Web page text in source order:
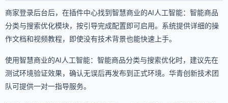
商家登录后台后，在插件中心找到智慧商业的AI人工智能：智能商品
分类与搜索优化模块，按引导完成配置即可启用。系统提供详细的操
作文档和视频教程，即使没有技术背景也能快速上手。
使用智慧商业的AI人工智能：智能商品分类与搜索优化时，建议先在
测试环境验证效果，确认无误后再发布到正式环境。华青创新技术团
队可提供一对一指导服务。